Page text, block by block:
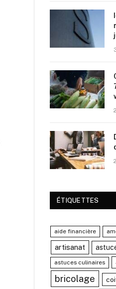
ÉTIQUETTES
aide financière
artisanat
astuces culinaires
bricolage